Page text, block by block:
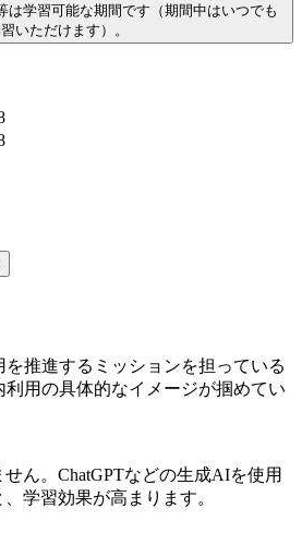
は学習可能な期間です（期間中はいつでも
いただけます）。
推進するミッションを担っている
用の具体的なイメージが掴めてい
ん。ChatGPTなどの生成AIを使用
学習効果が高まります。